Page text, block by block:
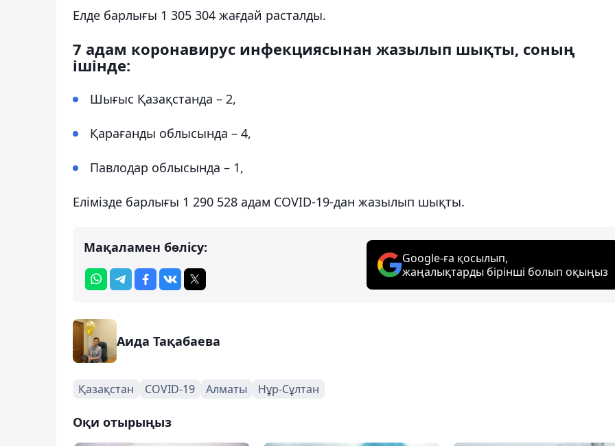
Елде барлығы 1 305 304 жағдай расталды.
7 адам коронавирус инфекциясынан жазылып шықты, соның
ішінде:
Шығыс Қазақстанда – 2,
Қарағанды ​​облысында – 4,
Павлодар облысында – 1,
Елімізде барлығы 1 290 528 адам COVID-19-дан жазылып шықты.
Мақаламен бөлісу:
Google-ға қосылып,
жаңалықтарды бірінші болып оқыңыз
Аида Тақабаева
Қазақстан COVID-19 Алматы Нұр-Сұлтан
Оқи отырыңыз